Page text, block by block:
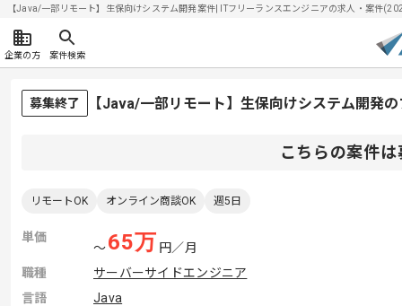
【Java/一部リモート】生保向けシステム開発案件| ITフリーランスエンジニアの求人・案件
企業の方 案件検索
募集終了 【Java/一部リモート】生保向けシステム開発
こちらの案件
リモートOK オンライン商談OK 週5日
単価
〜65万 円／月
職種
サーバーサイドエンジニア
言語
Java